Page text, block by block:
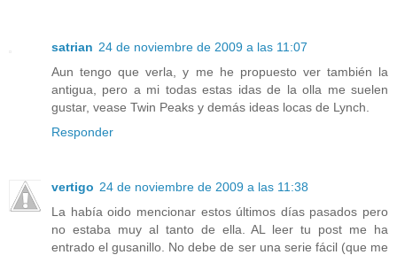
satrian 24 de noviembre de 2009 a las 11:07
Aun tengo que verla, y me he propuesto ver también la
antigua, pero a mi todas estas idas de la olla me suelen
gustar, vease Twin Peaks y demás ideas locas de Lynch.
Responder
vertigo 24 de noviembre de 2009 a las 11:38
La había oido mencionar estos últimos días pasados pero
no estaba muy al tanto de ella. AL leer tu post me ha
entrado el gusanillo. No debe de ser una serie fácil (que me